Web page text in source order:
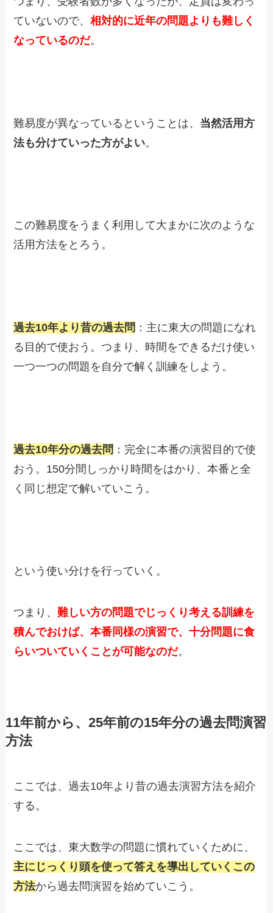
ていないので、相対的に近年の問題よりも難しく
なっているのだ。
難易度が異なっているということは、 当然活用方
法も分けていった方がよい。
この難易度をうまく利用して大まかに次のような
活用方法をとろう。
過去10年より昔の過去問 ：主に東大の問題になれ
る目的で使おう。つまり、時間をできるだけ使い
一つ一つの問題を自分で解く訓練をしよう。
過去10年分の過去問 ：完全に本番の演習目的で使
おう。150分間しっかり時間をはかり、本番と全
く同じ想定で解いていこう。
という使い分けを行っていく。
つまり、難しい方の問題でじっくり考える訓練を
積んでおけば、本番同様の演習で、十分問題に食
らいついていくことが可能なのだ。
11年前から、25年前の15年分の過去問演習
方法
ここでは、過去10年より昔の過去演習方法を紹介
する。
ここでは、東大数学の問題に慣れていくために、
主にじっくり頭を使って答えを導出していくこの
方法から過去問演習を始めていこう。